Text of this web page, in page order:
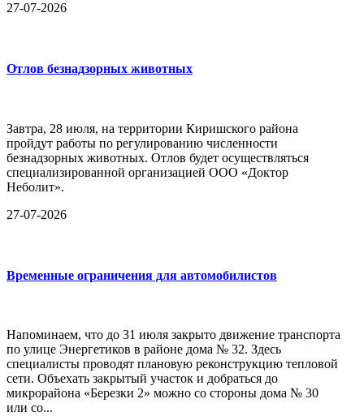
27-07-2026
Отлов безнадзорных животных
Завтра, 28 июля, на территории Киришского района
пройдут работы по регулированию численности
безнадзорных животных. Отлов будет осуществляться
специализированной организацией ООО «Доктор
Неболит».
27-07-2026
Временные ограничения для автомобилистов
Напоминаем, что до 31 июля закрыто движение транспорта
по улице Энергетиков в районе дома № 32. Здесь
специалисты проводят плановую реконструкцию тепловой
сети. Объехать закрытый участок и добраться до
микрорайона «Березки 2» можно со стороны дома № 30
или со...